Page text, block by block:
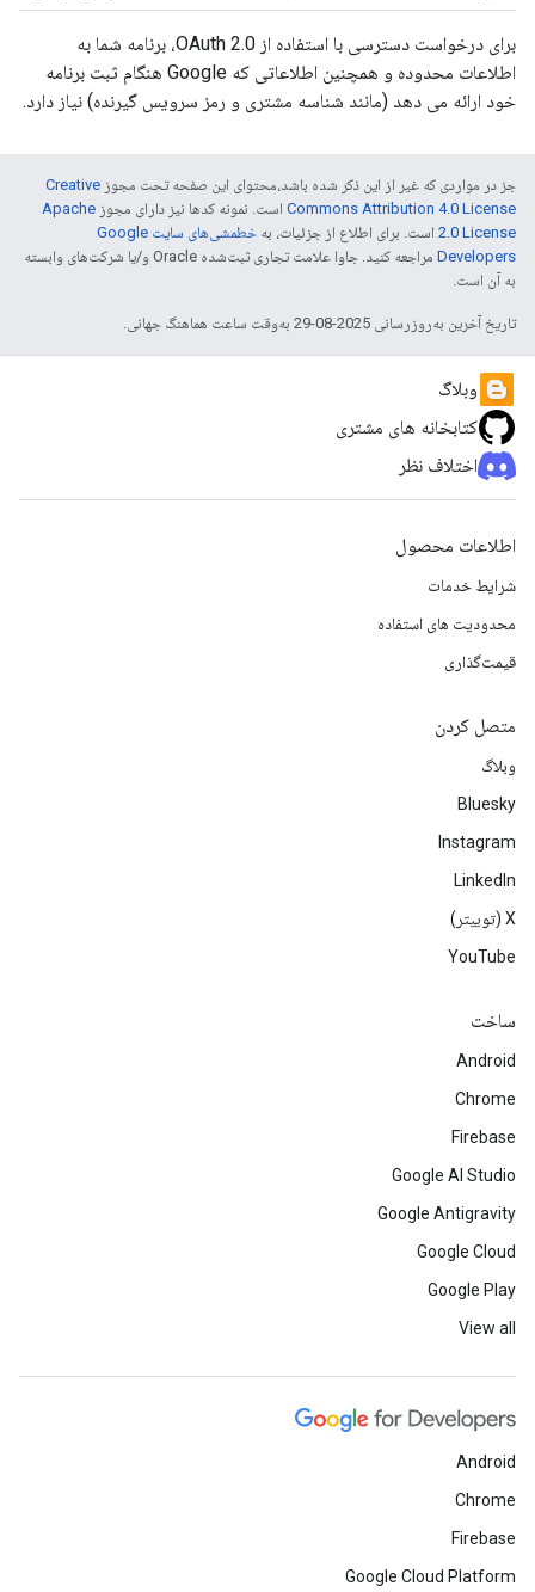
برای درخواست دسترسی با استفاده از OAuth 2.0، برنامه شما به
اطلاعات محدوده و همچنین اطلاعاتی که Google هنگام ثبت برنامه
خود ارائه می دهد (مانند شناسه مشتری و رمز سرویس گیرنده) نیاز دارد.
جز در مواردی که غیر از این ذکر شده باشد،‌محتوای این صفحه تحت مجوز Creative
Commons Attribution 4.0 License است. نمونه کدها نیز دارای مجوز Apache
2.0 License است. برای اطلاع از جزئیات، به
خطمشی‌های سایت Google
Developers‏
مراجعه کنید. جاوا علامت تجاری ثبت‌شده Oracle و/یا شرکت‌های وابسته
به آن است.
تاریخ آخرین به‌روزرسانی 2025-08-29 به‌وقت ساعت هماهنگ جهانی.
وبلاگ
کتابخانه های مشتری
اختلاف نظر
اطلاعات محصول
شرایط خدمات
محدودیت های استفاده
قیمت‌گذاری
متصل کردن
وبلاگ
Bluesky
Instagram
LinkedIn
‫X (توییتر)
YouTube
ساخت
Android
Chrome
Firebase
Google AI Studio
Google Antigravity
Google Cloud
Google Play
View all
Android
Chrome
Firebase
Google Cloud Platform